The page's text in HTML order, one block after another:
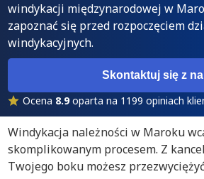
windykacji międzynarodowej w
zapoznać się przed rozpoczęciem
windykacyjnych.
Skontaktuj się z
Ocena 8.9oparta na 1199 opiniach
Windykacja należności w Maroku
skomplikowanym procesem. Z
Twojego boku możesz